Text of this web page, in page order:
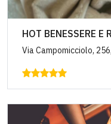
HOT BENESSERE E
Via Campomicciolo,